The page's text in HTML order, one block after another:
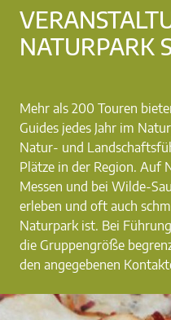
NATURPARK
Mehr als 200 Touren
Guides jedes Jahr im
Natur- und
Plätze in der Region. Auf
Messen und bei Wilde-
erleben und oft auch
Naturpark ist. Bei
die Gruppengröße
den angegebenen